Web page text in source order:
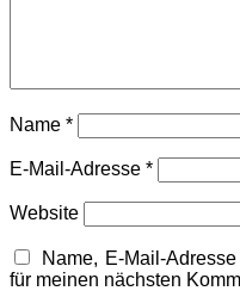
Name *
E-Mail-Adresse *
Website
Name, E-Mail-
für meinen nächsten